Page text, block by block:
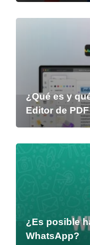
¿Qué es y
Editor de
¿Es posible
WhatsApp?